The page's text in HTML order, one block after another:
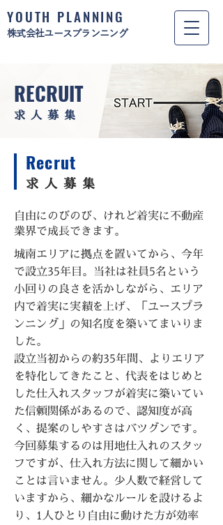
YOUTH PLANNING
​株式会社ユースプランニング
RECRUIT
​求人募集
Recrut
​求人募集
自由にのびのび、けれど着実に不動産
業界で成長できます。
城南エリアに拠点を置いてから、今年
で設立35年目。当社は社員5名という
小回りの良さを活かしながら、エリア
内で着実に実績を上げ、「ユースプラ
ンニング」の知名度を築いてまいりま
した。
設立当初からの約35年間、よりエリア
を特化してきたこと、代表をはじめと
した仕入れスタッフが着実に築いてい
た信頼関係があるので、認知度が高
く、提案のしやすさはバツグンです。
今回募集するのは用地仕入れのスタッ
フですが、仕入れ方法に関して細かい
ことは言いません。少人数で経営して
いますから、細かなルールを設けるよ
り、1人ひとり自由に動けた方が効率